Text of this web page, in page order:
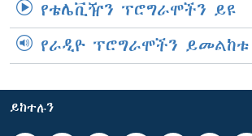
የቴሌቪዥን ፕሮግራሞችን ይዩ
የራዲዮ ፕሮግራሞችን ይመልከቱ
ይከተሉን